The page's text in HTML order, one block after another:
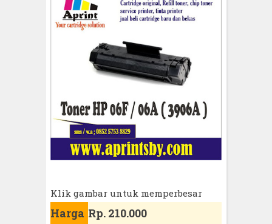
Klik gambar untuk memperbesar
Harga Rp. 210.000